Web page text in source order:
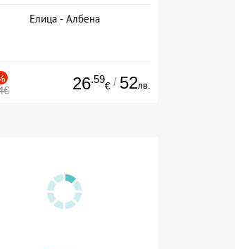
Елица - Албена
26.59
€ / 52лв.